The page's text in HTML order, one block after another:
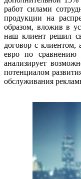
работ силами
продукции на
образом, вложив в
наш клиент решил
договор с клиентом,
евро по сравнению
анализирует
потенциалом
обслуживания